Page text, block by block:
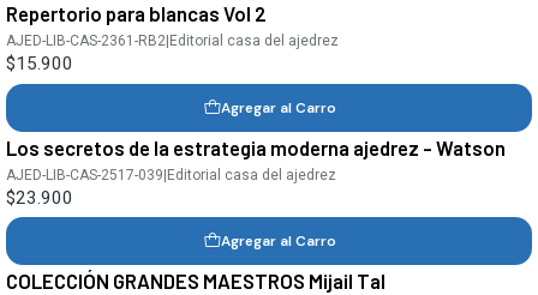
Repertorio para blancas Vol 2
AJED-LIB-CAS-2361-RB2 Editorial casa del ajedrez
$15.900
Agregar al Carro
Los secretos de la estrategia moderna ajedrez - Watson
AJED-LIB-CAS-2517-039|Editorial casa del ajedrez
$23.900
Agregar al Carro
COLECCIÓN GRANDES MAESTROS Mijail Tal